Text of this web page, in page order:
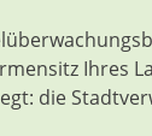
Ihres
die